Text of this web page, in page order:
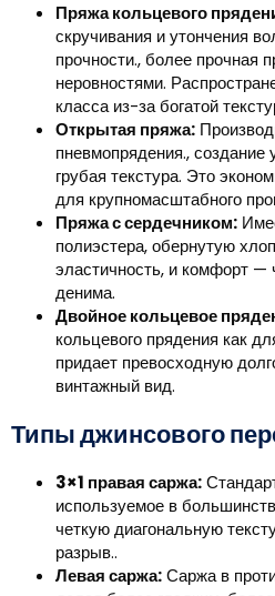
Пряжа кольцевого
скручивания и утончения
прочности., более прочная
неровностями.
класса из-за богатой
Открытая пряжа:
пневмопрядения.,
грубая текстура. Это
для крупномасштабного
Пряжа с сердечником:
полиэстера, обернутую
эластичность, и комфорт —
денима.
Двойное кольцевое
кольцевого прядения как
придает превосходную
винтажный вид.
Типы джинсового
3×1 правая саржа:
используемое в
четкую диагональную
разрыв..
Левая саржа:Саржа в